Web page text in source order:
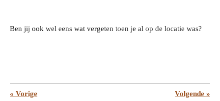
Ben jij ook wel eens wat vergeten toen je al op de locatie was?
« Vorige Volgende »